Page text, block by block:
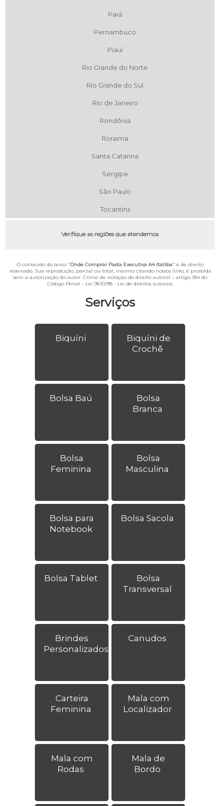
Serviços
Biquíni
Biquíni de
Crochê
Bolsa Baú
Bolsa
Branca
Bolsa
Feminina
Bolsa
Masculina
Bolsa para
Notebook
Bolsa Sacola
Bolsa Tablet
Bolsa
Transversal
Brindes
Personalizados
Canudos
Carteira
Feminina
Mala com
Localizador
Mala com
Rodas
Mala de
Bordo
Pará
Pernambuco
Piauí
Rio Grande do Norte
Rio Grande do Sul
Rio de Janeiro
Rondônia
Roraima
Santa Catarina
Sergipe
São Paulo
Tocantins
Verifique as regiões que atendemos
O conteúdo do texto "Onde Comprar Pasta Executiva A4 Itatiba" é de direito
reservado. Sua reprodução, parcial ou total, mesmo citando nossos links, é proibida
sem a autorização do autor. Crime de violação de direito autoral – artigo 184 do
Código Penal – Lei 9610/98 - Lei de direitos autorais.